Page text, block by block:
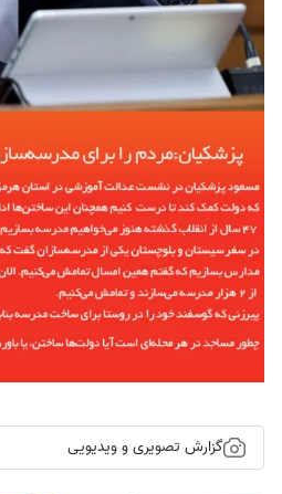
گزارش تصویری و ویدیویی